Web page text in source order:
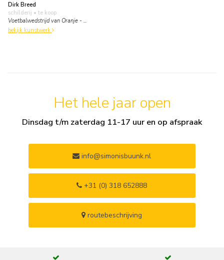
Dirk Breed
schilderij • te koop
Voetbalwedstrijd van Oranje - ...
bekijk kunstwerk
Het hele jaar open
Dinsdag t/m zaterdag 11-17 uur en op afspraak
info@simonisbuunk.nl
+31 (0) 318 652888
routebeschrijving